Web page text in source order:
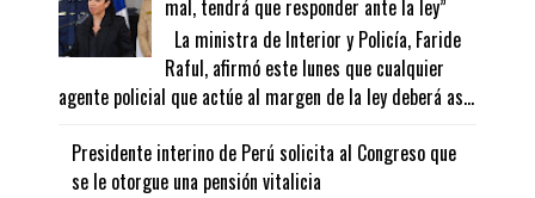
mal, tendrá que responder ante la ley”
La ministra de Interior y Policía, Faride
Raful, afirmó este lunes que cualquier
agente policial que actúe al margen de la ley deberá as...
Presidente interino de Perú solicita al Congreso que
se le otorgue una pensión vitalicia